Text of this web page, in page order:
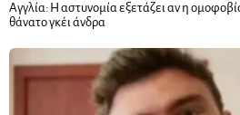
Αγγλία: Η αστυνομία εξετάζει αν η
θάνατο γκέι άνδρα